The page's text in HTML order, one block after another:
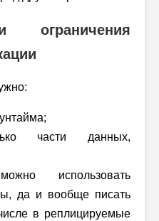
ограничения
части данных,
использовать
да и вообще писать
в реплицируемые